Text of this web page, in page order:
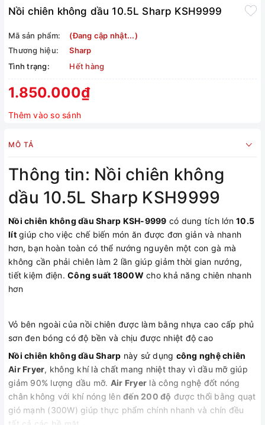
Nồi chiên không dầu 10.5L Sharp KSH9999
Mã sản phẩm:
(Đang cập nhật...)
Thương hiệu:
Sharp
Tình trạng:
Hết hàng
1.850.000₫
Thêm vào so sánh
MÔ TẢ
Thông tin: Nồi chiên không
dầu 10.5L Sharp KSH9999
Nồi chiên không dầu Sharp KSH-9999 có dung tích lớn 10.5
lítgiúp cho việc chế biến món ăn được đơn giản và nhanh
hơn, bạn hoàn toàn có thể nướng nguyên một con gà mà
không cần phải chiên làm 2 lần giúp giảm thời gian nướng,
tiết kiệm điện. Công suất 1800W cho khả năng chiên nhanh
hơn
Vỏ bên ngoài của nồi chiên được làm bằng nhựa cao cấp phủ
sơn đen bóng có độ bền và chịu được nhiệt độ cao
Nồi chiên không dầu Sharp này sử dụng công nghệ chiên
Air Fryer, không khí là chất mang nhiệt thay vì dầu mỡ giúp
giảm 90% lượng dầu mỡ. Air Fryer là công nghệ đốt nóng
chân không với khí nóng lên đến 200 độ được thổi bằng quạt
gió mạnh (300W) giúp thực phẩm chính nhanh và chín đều